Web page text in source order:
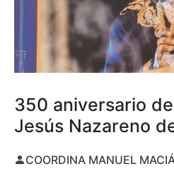
350 aniversario
Jesús Nazareno
COORDINA MANUEL